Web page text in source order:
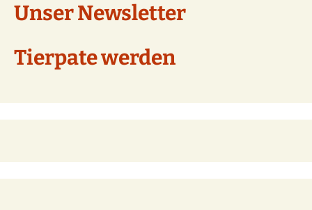
Unser Newsletter
Tierpate werden